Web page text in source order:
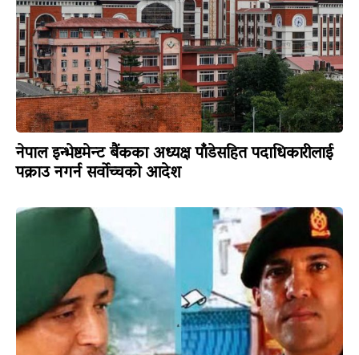
नेपाल इन्भेष्टमेन्ट बैंकका अध्यक्ष पाँडेसहित पदाधिकारीलाई
पक्राउ नगर्न सर्वोच्चको आदेश